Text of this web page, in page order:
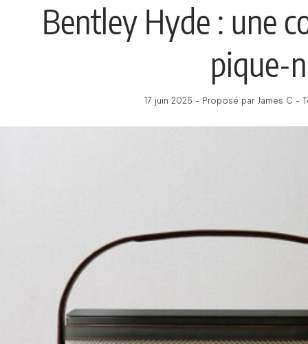
Bentley Hyde : une
pique-
17 juin 2025 - Proposé par James C -